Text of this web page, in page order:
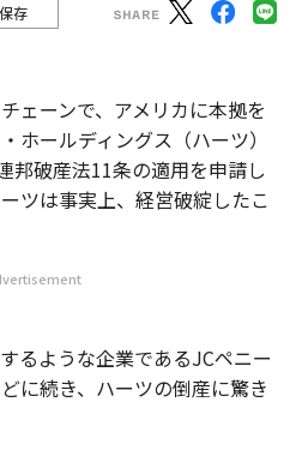
存
ェーンで、アメリカに本拠を
ホールディングス（ハーツ）
邦破産法11条の適用を申請し
ツは事実上、経営破綻したこ
るような企業であるJCペニー
に続き、ハーツの倒産に驚き